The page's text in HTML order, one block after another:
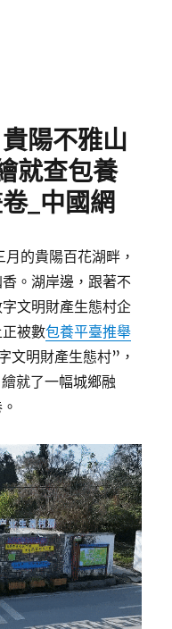
陽不雅山
就查包養
_中國網
的貴陽百花湖畔，
。湖岸邊，跟著不
文明財產生態村企
被數包養平臺推舉
文明財產生態村”，
就了一幅城鄉融